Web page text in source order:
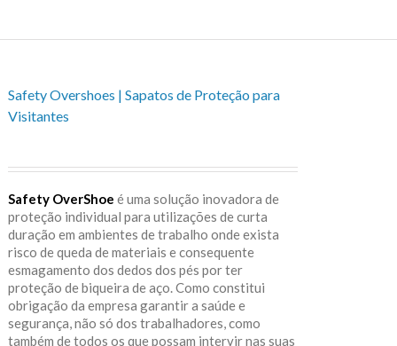
Safety Overshoes | Sapatos de Proteção para
Visitantes
Safety OverShoe é uma solução inovadora de
proteção individual para utilizações de curta
duração em ambientes de trabalho onde exista
risco de queda de materiais e consequente
esmagamento dos dedos dos pés por ter
proteção de biqueira de aço. Como constitui
obrigação da empresa garantir a saúde e
segurança, não só dos trabalhadores, como
também de todos os que possam intervir nas suas